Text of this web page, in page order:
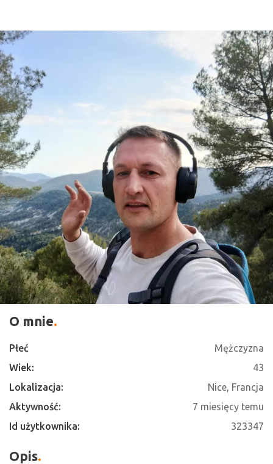
O mnie
Płeć
Mężczyzna
Wiek:
43
Lokalizacja:
Nice, Francja
Aktywność:
7 miesięcy temu
Id użytkownika:
323347
Opis